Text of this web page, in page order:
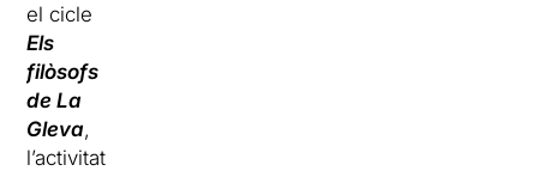
el cicle
Els
filòsofs
de La
Gleva,
l’activitat